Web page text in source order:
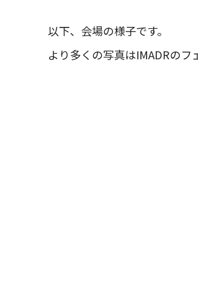
以下、会場の様子です。
より多くの写真はIMADRのフ